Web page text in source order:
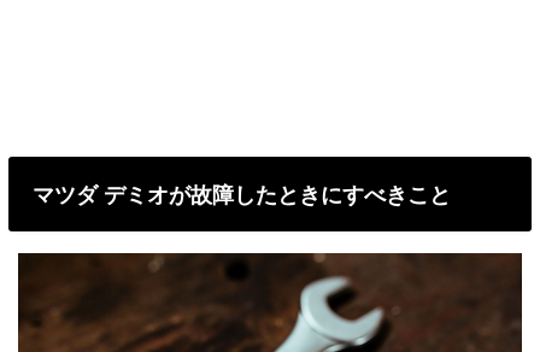
マツダ デミオが故障したときにすべきこと